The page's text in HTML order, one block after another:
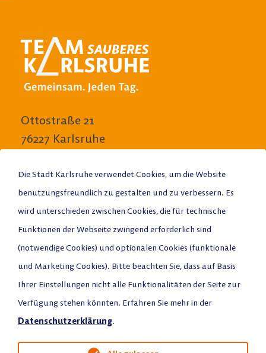
Ottostraße 21
76227 Karlsruhe
E-Mail schreiben
Anrufen
Stadtplan
Datenschutz
Die Stadt Karlsruhe verwendet Cookies, um die Website
benutzungsfreundlich zu gestalten und zu verbessern. Es
wird unterschieden zwischen Cookies, die für technische
Funktionen der Webseite zwingend erforderlich sind
(notwendige Cookies) und optionalen Cookies (funktionale
und Marketing Cookies). Bitte beachten Sie, dass auf Basis
Ihrer Einstellungen nicht alle Funktionalitäten der Seite zur
Verfügung stehen könnten. Erfahren Sie mehr in der
Datenschutzerklärung.